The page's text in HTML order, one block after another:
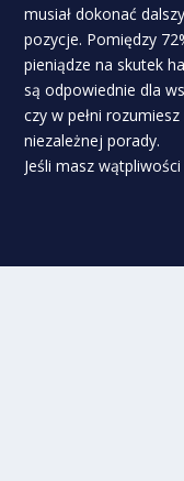
musiał dokonać
pozycje. Pomiędzy
pieniądze na skutek
są odpowiednie dla
czy w pełni
niezależnej porady.
Jeśli masz